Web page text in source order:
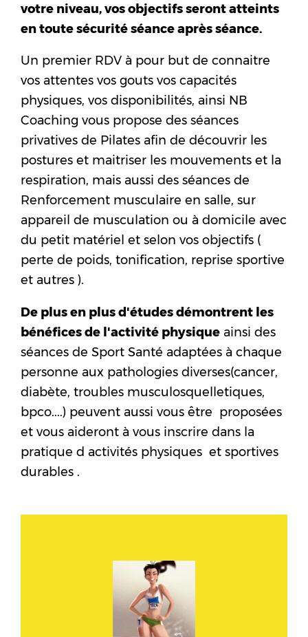
votre niveau, vos objectifs seront atteints
en toute sécurité séance après séance.
Un premier RDV à pour but de connaitre
vos attentes vos gouts vos capacités
physiques, vos disponibilités, ainsi NB
Coaching vous propose des séances
privatives de Pilates afin de découvrir les
postures et maitriser les mouvements et la
respiration, mais aussi des séances de
Renforcement musculaire en salle, sur
appareil de musculation ou à domicile avec
du petit matériel et selon vos objectifs (
perte de poids, tonification, reprise sportive
et autres ).
De plus en plus d'études démontrent les
bénéfices de l'activité physique ainsi des
séances de Sport Santé adaptées à chaque
personne aux pathologies diverses(cancer,
diabète, troubles musculosquelletiques,
bpco....) peuvent aussi vous être proposées
et vous aideront à vous inscrire dans la
pratique d activités physiques et sportives
durables .